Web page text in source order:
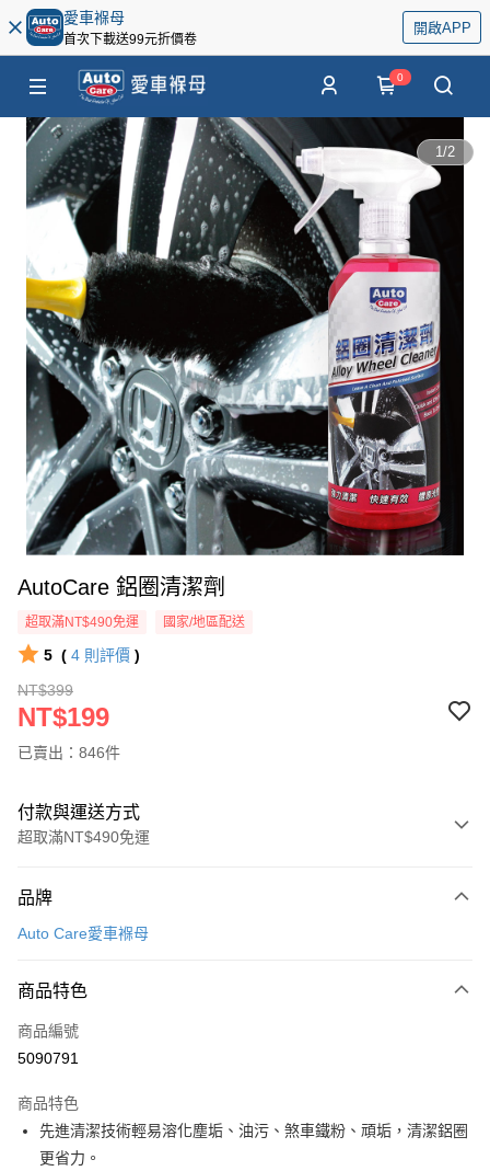
愛車褓母
首次下載送99元折價卷
開啟APP
0
1/2
AutoCare 鋁圈清潔劑
超取滿NT$490免運 國家/地區配送
5 ( 4 則評價 )
NT$399
NT$199
已賣出：846件
付款與運送方式
超取滿NT$490免運
信用卡一次付款
3 期 0 利率 每期
合作金庫商業銀行
上海商業儲蓄銀行
臺灣中小企業銀行
匯豐（台灣）商業銀行
華泰商業銀行
聯邦商業銀行
超商取貨付款
LINE Pay
Apple Pay
街口支付
品牌
Auto Care愛車褓母
商品特色
商品編號
5090791
商品特色
先進清潔技術輕易溶化塵垢、油污、煞車鐵粉、頑垢，清潔鋁圈
更省力。